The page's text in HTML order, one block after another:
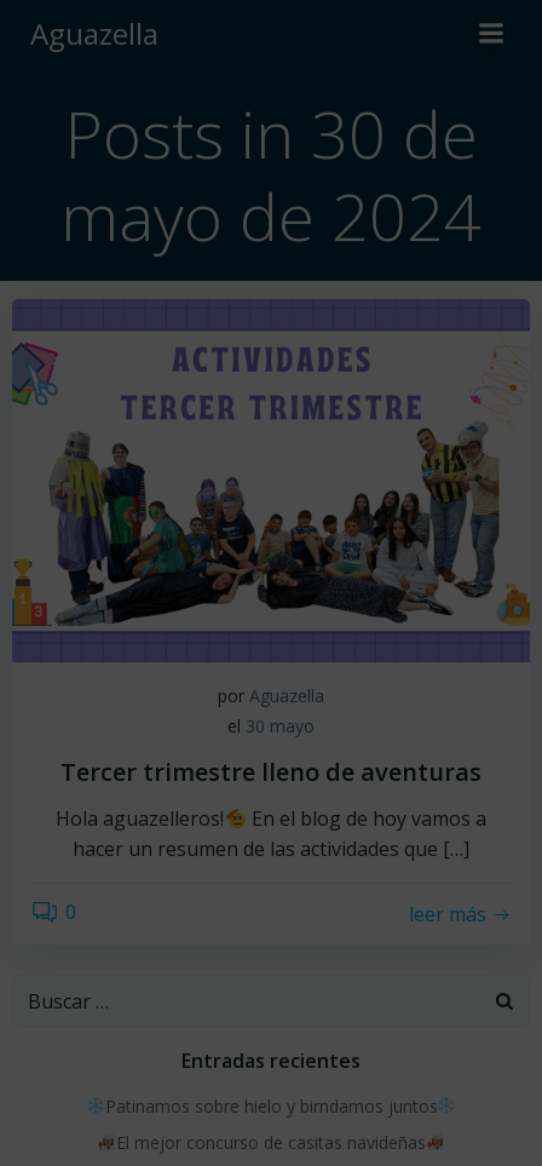
Aguazella
Posts in 30 de
mayo de 2024
por Aguazella
el 30 mayo
Tercer trimestre lleno de aventuras
Hola aguazelleros!
En el blog de hoy vamos a
hacer un resumen de las actividades que […]
0 leer más
Buscar:
Entradas recientes
Patinamos sobre hielo y birndamos juntos
El mejor concurso de casitas navideñas